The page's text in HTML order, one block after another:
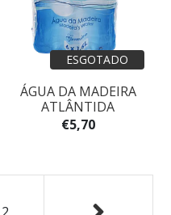
ESGOTADO
ÁGUA DA MADEIRA
ATLÂNTIDA
€5,70